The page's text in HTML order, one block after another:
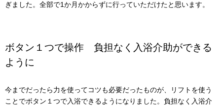
ぎました。全部で1か月かからずに行っていただけたと思います。
ボタン１つで操作 負担なく入浴介助ができる
ように
今までだったら力を使ってコツも必要だったものが、リフトを使う
ことでボタン１つで入浴できるようになりました。負担なく入浴介